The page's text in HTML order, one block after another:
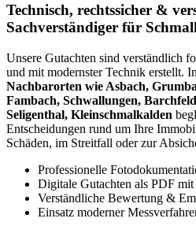
Technisch, rechtssicher &
Sachverständiger für
Unsere Gutachten sind verständlich
und mit modernster Technik erstellt. In
Nachbarorten wie Asbach,
Fambach, Schwallungen,
Seligenthal, Kleinschmalkalden
Entscheidungen rund um Ihre
Schäden, im Streitfall oder zur
Professionelle
Digitale Gutachten als PDF
Verständliche Bewertung &
Einsatz moderner